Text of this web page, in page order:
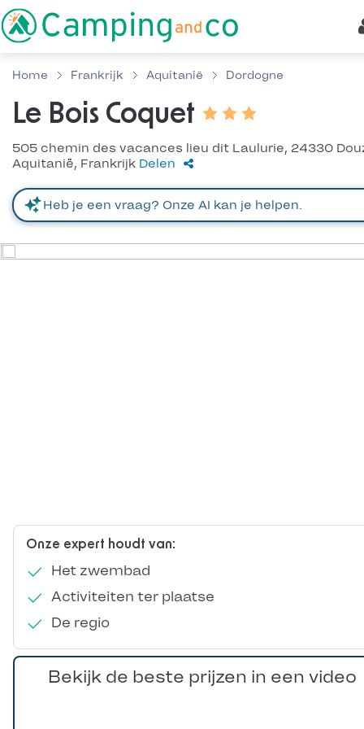
Home Frankrijk Aquitanië Dordogne
Le Bois Coquet
505 chemin des vacances lieu dit Laulurie, 24330
Aquitanië, Frankrijk Delen
Onze expert houdt van:
Het zwembad
Activiteiten ter plaatse
De regio
Bekijk de beste prijzen in een video